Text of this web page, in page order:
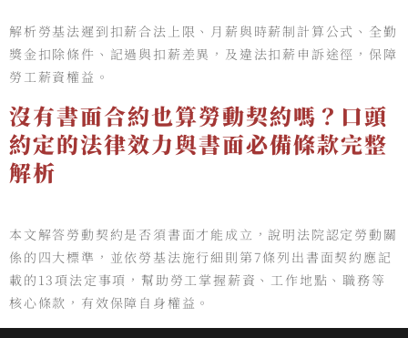
解析勞基法遲到扣薪合法上限、月薪與時薪制計算公式、全勤
獎金扣除條件、記過與扣薪差異，及違法扣薪申訴途徑，保障
勞工薪資權益。
沒有書面合約也算勞動契約嗎？口頭
約定的法律效力與書面必備條款完整
解析
本文解答勞動契約是否須書面才能成立，說明法院認定勞動關
係的四大標準，並依勞基法施行細則第7條列出書面契約應記
載的13項法定事項，幫助勞工掌握薪資、工作地點、職務等
核心條款，有效保障自身權益。